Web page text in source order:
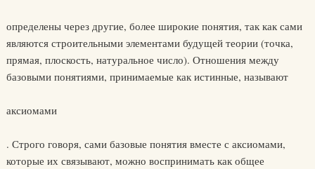
определены через другие, более широкие понятия, так как сами
являются строительными элементами будущей теории (точка,
прямая, плоскость, натуральное число). Отношения между
базовыми понятиями, принимаемые как истинные, называют
аксиомами
. Строго говоря, сами базовые понятия вместе с аксиомами,
которые их связывают, можно воспринимать как общее